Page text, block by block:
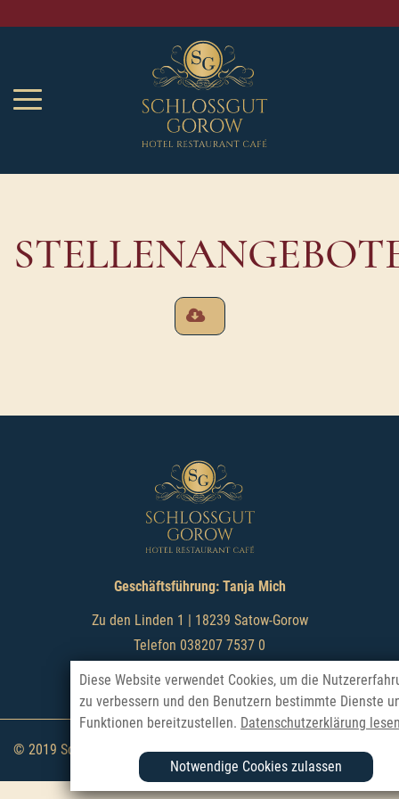
Geschäftsführung: Tanja Mich
Zu den Linden 1 | 18239 Satow-Gorow
Telefon 038207 7537 0
info@schlossgut-gorow.de
© 2019 Schlossgut Gorow Impressum|Datenschutz
Diese Website verwendet Cookies, um die
zu verbessern und den Benutzern bestimmte Dienste
Funktionen bereitzustellen. Datenschutzerklärung
Notwendige Cookies zulassen